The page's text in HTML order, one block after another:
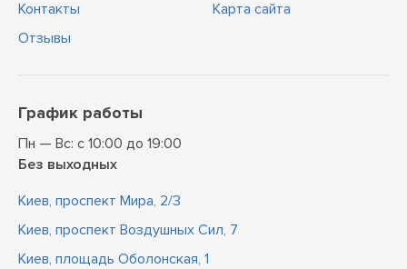
Контакты
Отзывы
Карта сайта
График работы
Пн — Вс: с 10:00 до 19:00
Без выходных
Киев, проспект Мира, 2/3
Киев, проспект Воздушных Сил, 7
Киев, площадь Оболонская, 1